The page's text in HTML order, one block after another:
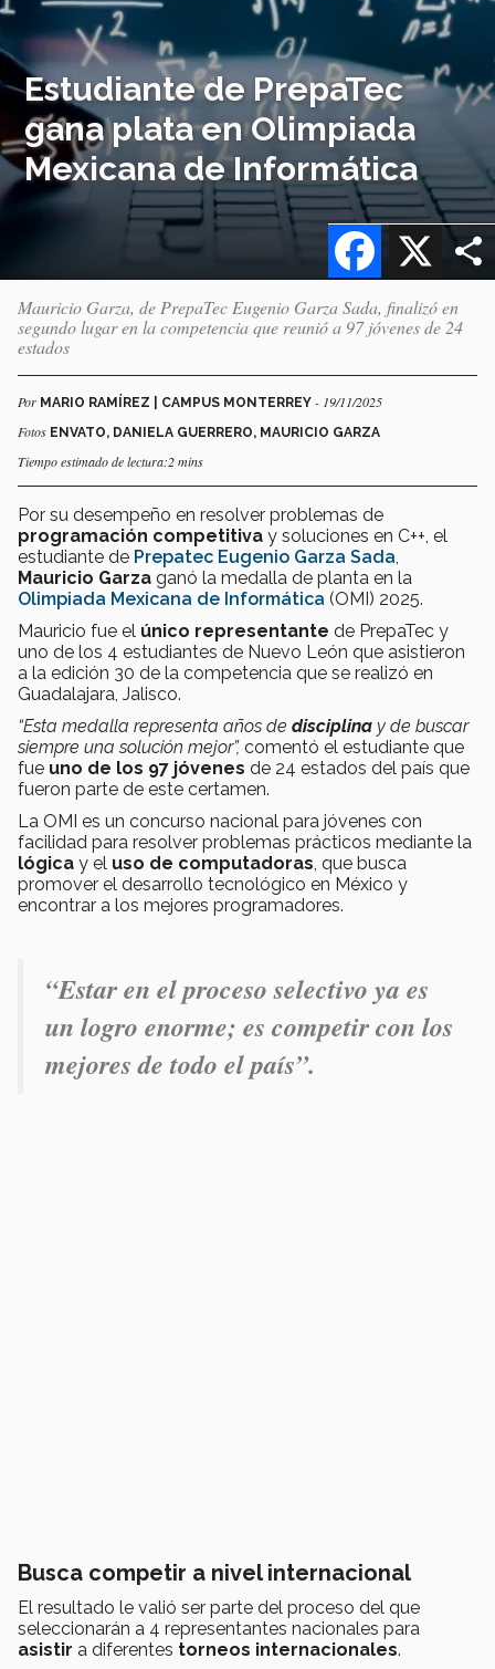
Estudiante de PrepaTec
gana plata en Olimpiada
Mexicana de Informática
X
Facebook
Mauricio Garza, de PrepaTec Eugenio Garza Sada, finalizó en
segundo lugar en la competencia que reunió a 97 jóvenes de 24
estados
Por MARIO RAMÍREZ | CAMPUS MONTERREY - 19/11/2025
Fotos ENVATO, DANIELA GUERRERO, MAURICIO GARZA
Tiempo estimado de lectura:2 mins
Por su desempeño en resolver problemas de
programación competitiva y soluciones en C++, el
estudiante de Prepatec Eugenio Garza Sada
Mauricio Garza ganó la medalla de planta en la
Olimpiada Mexicana de Informática (OMI) 2025.
Mauricio fue el único representante de PrepaTec y
uno de los 4 estudiantes de Nuevo León que asistieron
a la edición 30 de la competencia que se realizó en
Guadalajara, Jalisco.
“Esta medalla representa años de disciplina y de buscar
siempre una solución mejor”, comentó el estudiante que
fue uno de los 97 jóvenes de 24 estados del país que
fueron parte de este certamen.
La OMI es un concurso nacional para jóvenes con
facilidad para resolver problemas prácticos mediante la
lógica y el uso de computadoras , que busca
promover el desarrollo tecnológico en México y
encontrar a los mejores programadores.
“Estar en el proceso selectivo ya es
un logro enorme; es competir con los
mejores de todo el país”.
Busca competir a nivel internacional
El resultado le valió ser parte del proceso del que
seleccionarán a 4 representantes nacionales para
asistir a diferentes torneos internacionales.